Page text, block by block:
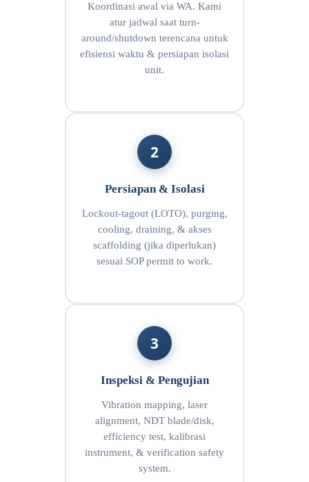
Koordinasi awal via WA. Kami
atur jadwal saat turn-
around/shutdown terencana untuk
efisiensi waktu & persiapan isolasi
unit.
2
Persiapan & Isolasi
Lockout-tagout (LOTO), purging,
cooling, draining, & akses
scaffolding (jika diperlukan)
sesuai SOP permit to work.
3
Inspeksi & Pengujian
Vibration mapping, laser
alignment, NDT blade/disk,
efficiency test, kalibrasi
instrument, & verification safety
system.